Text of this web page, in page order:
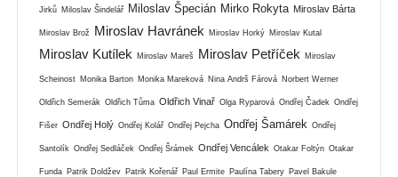
Jirků Miloslav Šindelář Miloslav Špecián Mirko Rokyta Miroslav Bárta
Miroslav Brož Miroslav Havránek Miroslav Horký Miroslav Kutal
Miroslav Kutílek Miroslav Mareš Miroslav Petříček Miroslav
Scheinost Monika Barton Monika Mareková Nina Andrš Fárová Norbert Werner
Oldřich Semerák Oldřich Tůma Oldřich Vinař Olga Ryparová Ondřej Čadek Ondřej
Fišer Ondřej Holý Ondřej Kolář Ondřej Pejcha Ondřej Šamárek Ondřej
Santolík Ondřej Sedláček Ondřej Šrámek Ondřej Vencálek Otakar Foltýn Otakar
Funda Patrik Doldžev Patrik Kořenář Paul Ermite Paulína Tabery Pavel Bakule